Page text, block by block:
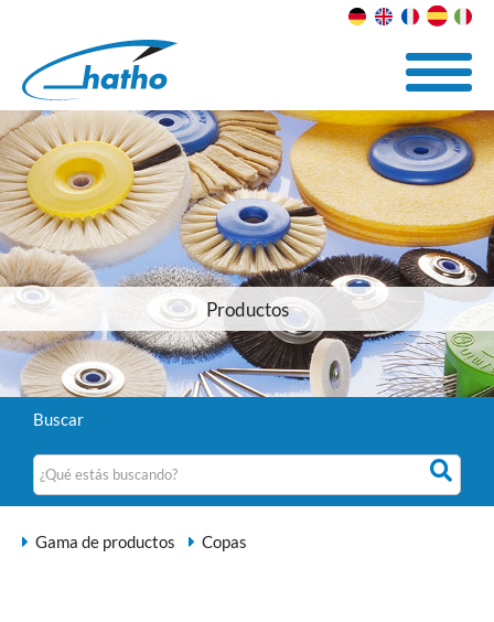
Productos
Buscar
Gama de productos Copas